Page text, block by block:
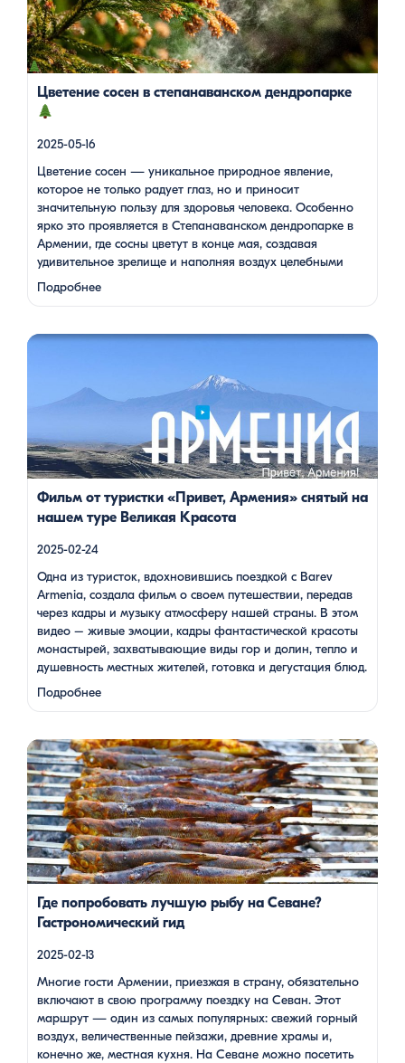
конце мая, создавая удивительное зрелище и наполняя
воздух целебными веществами.Степанаванский
дендропарк: жемчужина Лорийской области
Степанаванский дендропарк, также известный как «Сочут»
Цветение сосен в степанаванском дендропарке
2025-05-16
Цветение сосен — уникальное природное явление,
которое не только радует глаз, но и приносит
значительную пользу для здоровья человека. Особенно
ярко это проявляется в Степанаванском дендропарке в
Армении, где сосны цветут в конце мая, создавая
удивительное зрелище и наполняя воздух целебными
веществами.
Лорийской области Степанаванский дендропарк, также
Подробнее
Одна из туристок, вдохновившись поездкой с Barev Armenia,
музыку атмосферу нашей страны. В этом видео – живые
эмоции, кадры фантастической красоты монастырей,
захватывающие виды гор и долин, тепло и душевность
местных жителей, готовка и дегустация блюд. Путешествие
под завораживающие мелодии дудука Дживана Гаспаряна
стало настоящим погружением […]
Фильм от туристки «Привет, Армения» снятый на
нашем туре Великая Красота
2025-02-24
Одна из туристок, вдохновившись поездкой с Barev
Armenia, создала фильм о своем путешествии, передав
через кадры и музыку атмосферу нашей страны. В этом
видео – живые эмоции, кадры фантастической красоты
монастырей, захватывающие виды гор и долин, тепло и
душевность местных жителей, готовка и дегустация блюд.
Путешествие под завораживающие мелодии дудука
Дживана Гаспаряна стало настоящим погружением …
Подробнее
Многие гости Армении, приезжая в страну, обязательно
включают в свою программу поездку на Севан. Этот
маршрут — один из самых популярных: свежий горный
воздух, величественные пейзажи, древние храмы и, конечно
же, местная кухня. На Севане можно посетить Севанаванк
— знаменитый монастырь IX века, расположенный на
полуострове, а также Айраванк, который менее известен, но
не менее […]
Где попробовать лучшую рыбу на Севане?
Гастрономический гид
2025-02-13
Многие гости Армении, приезжая в страну, обязательно
включают в свою программу поездку на Севан. Этот
маршрут — один из самых популярных: свежий горный
воздух, величественные пейзажи, древние храмы и,
конечно же, местная кухня. На Севане можно посетить